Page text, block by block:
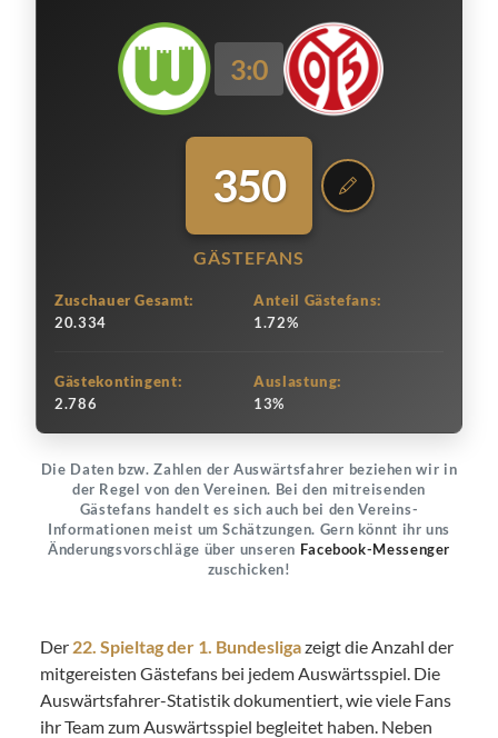
3:0
350
GÄSTEFANS
Zuschauer Gesamt:
20.334
Anteil Gästefans:
1.72%
Gästekontingent:
2.786
Auslastung:
13%
Die Daten bzw. Zahlen der Auswärtsfahrer beziehen wir in
der Regel von den Vereinen. Bei den mitreisenden
Gästefans handelt es sich auch bei den Vereins-
Informationen meist um Schätzungen. Gern könnt ihr uns
Änderungsvorschläge über unseren Facebook-Messenger
zuschicken!
Der 22. Spieltag der 1. Bundesligazeigt die Anzahl der
mitgereisten Gästefans bei jedem Auswärtsspiel. Die
Auswärtsfahrer-Statistik dokumentiert, wie viele Fans
ihr Team zum Auswärtsspiel begleitet haben. Neben